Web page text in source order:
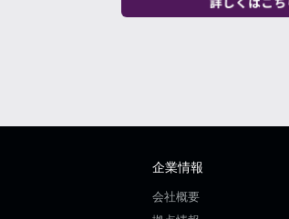
企業情報
会社概要